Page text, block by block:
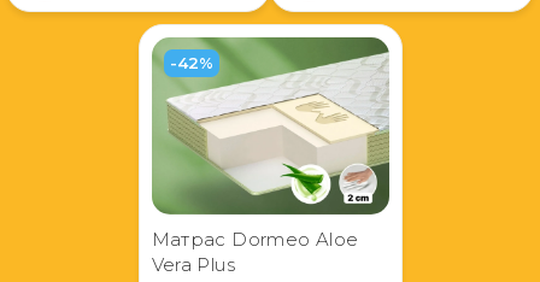
-42%
Матрас Dormeo Aloe
Vera Plus